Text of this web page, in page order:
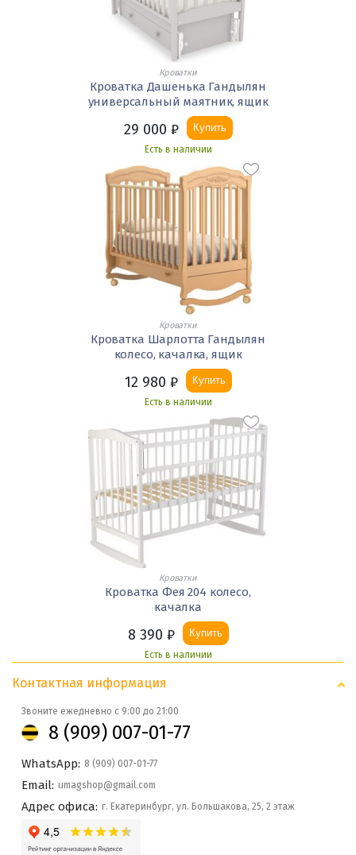
Кроватки
Кроватка Дашенька Гандылян
универсальный маятник, ящик
29 000 ₽ Купить
Есть в наличии
Кроватки
Кроватка Шарлотта Гандылян
колесо, качалка, ящик
12 980 ₽ Купить
Есть в наличии
Кроватки
Кроватка Фея 204 колесо,
качалка
8 390 ₽ Купить
Есть в наличии
Контактная информация
Звоните ежедневно с 9:00 до 21:00
8 (909) 007-01-77
WhatsApp: 8 (909) 007-01-77
Email: umagshop@gmail.com
Адрес офиса: г. Екатеринбург, ул. Большакова, 25, 2 этаж